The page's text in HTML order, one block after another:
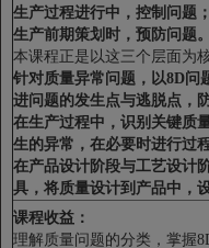
生产过程进行中，控制问题；
生产前期策划时，预防问题。
本课程正是以这三个层面为
针对质量异常问题，以8D问
进问题的发生点与逃脱点，
在生产过程中，识别关键质
生的异常，在必要时进行过
在产品设计阶段与工艺设计
具，将质量设计到产品中，
课程收益：
理解质量问题的分类，掌握